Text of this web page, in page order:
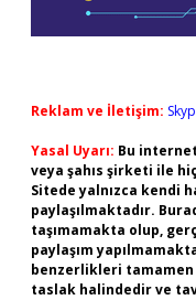
Reklam ve İletişim:
Yasal Uyarı: Bu
veya şahıs şirketi ile
Sitede yalnızca kendi
paylaşılmaktadır.
taşımamakta olup,
paylaşım
benzerlikleri
taslak halindedir ve